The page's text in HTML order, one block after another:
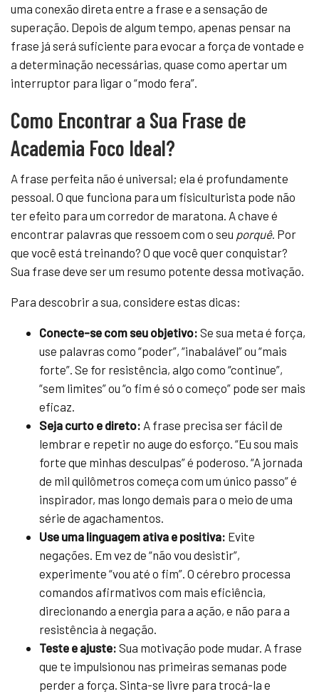
uma conexão direta entre a frase e a sensação de
superação. Depois de algum tempo, apenas pensar na
frase já será suficiente para evocar a força de vontade e
a determinação necessárias, quase como apertar um
interruptor para ligar o “modo fera”.
Como Encontrar a Sua Frase de
Academia Foco Ideal?
A frase perfeita não é universal; ela é profundamente
pessoal. O que funciona para um fisiculturista pode não
ter efeito para um corredor de maratona. A chave é
encontrar palavras que ressoem com o seu porquê. Por
que você está treinando? O que você quer conquistar?
Sua frase deve ser um resumo potente dessa motivação.
Para descobrir a sua, considere estas dicas:
Conecte-se com seu objetivo: Se sua meta é força,
use palavras como “poder”, “inabalável” ou “mais
forte”. Se for resistência, algo como “continue”,
“sem limites” ou “o fim é só o começo” pode ser mais
eficaz.
Seja curto e direto: A frase precisa ser fácil de
lembrar e repetir no auge do esforço. “Eu sou mais
forte que minhas desculpas” é poderoso. “A jornada
de mil quilômetros começa com um único passo” é
inspirador, mas longo demais para o meio de uma
série de agachamentos.
Use uma linguagem ativa e positiva: Evite
negações. Em vez de “não vou desistir”,
experimente “vou até o fim”. O cérebro processa
comandos afirmativos com mais eficiência,
direcionando a energia para a ação, e não para a
resistência à negação.
Teste e ajuste: Sua motivação pode mudar. A frase
que te impulsionou nas primeiras semanas pode
perder a força. Sinta-se livre para trocá-la e